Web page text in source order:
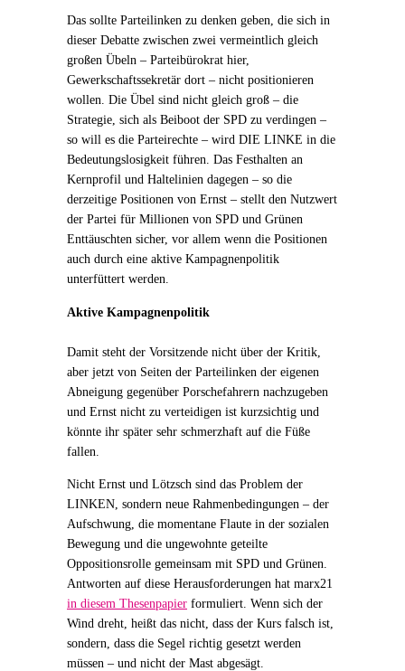
Das sollte Parteilinken zu denken geben, die sich in
dieser Debatte zwischen zwei vermeintlich gleich
großen Übeln – Parteibürokrat hier,
Gewerkschaftssekretär dort – nicht positionieren
wollen. Die Übel sind nicht gleich groß – die
Strategie, sich als Beiboot der SPD zu verdingen –
so will es die Parteirechte – wird DIE LINKE in die
Bedeutungslosigkeit führen. Das Festhalten an
Kernprofil und Haltelinien dagegen – so die
derzeitige Positionen von Ernst – stellt den Nutzwert
der Partei für Millionen von SPD und Grünen
Enttäuschten sicher, vor allem wenn die Positionen
auch durch eine aktive Kampagnenpolitik
unterfüttert werden.
Aktive Kampagnenpolitik
Damit steht der Vorsitzende nicht über der Kritik,
aber jetzt von Seiten der Parteilinken der eigenen
Abneigung gegenüber Porschefahrern nachzugeben
und Ernst nicht zu verteidigen ist kurzsichtig und
könnte ihr später sehr schmerzhaft auf die Füße
fallen.
Nicht Ernst und Lötzsch sind das Problem der
LINKEN, sondern neue Rahmenbedingungen – der
Aufschwung, die momentane Flaute in der sozialen
Bewegung und die ungewohnte geteilte
Oppositionsrolle gemeinsam mit SPD und Grünen.
Antworten auf diese Herausforderungen hat marx21
in diesem Thesenpapier formuliert. Wenn sich der
Wind dreht, heißt das nicht, dass der Kurs falsch ist,
sondern, dass die Segel richtig gesetzt werden
müssen – und nicht der Mast abgesägt.